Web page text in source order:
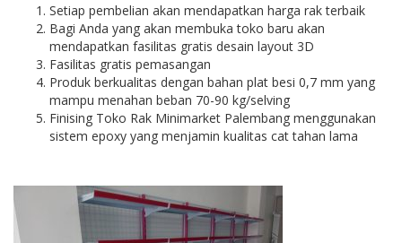
Setiap pembelian akan mendapatkan harga rak terbaik
Bagi Anda yang akan membuka toko baru akan
mendapatkan fasilitas gratis desain layout 3D
Fasilitas gratis pemasangan
Produk berkualitas dengan bahan plat besi 0,7 mm yang
mampu menahan beban 70-90 kg/selving
Finising Toko Rak Minimarket Palembang menggunakan
sistem epoxy yang menjamin kualitas cat tahan lama